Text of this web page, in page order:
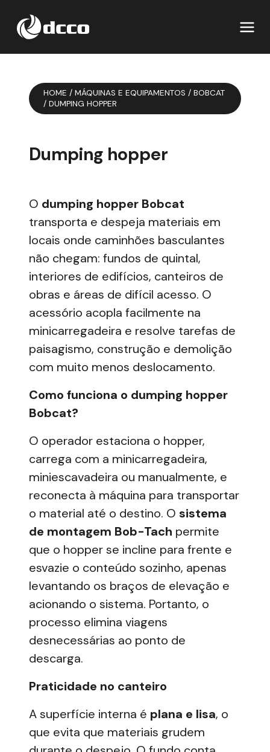
HOME / MÁQUINAS E EQUIPAMENTOS / BOBCAT
/ DUMPING HOPPER
Dumping hopper
O dumping hopper Bobcat
transporta e despeja materiais em
locais onde caminhões basculantes
não chegam: fundos de quintal,
interiores de edifícios, canteiros de
obras e áreas de difícil acesso. O
acessório acopla facilmente na
minicarregadeira e resolve tarefas de
paisagismo, construção e demolição
com muito menos deslocamento.
Como funciona o dumping hopper
Bobcat?
O operador estaciona o hopper,
carrega com a minicarregadeira,
miniescavadeira ou manualmente, e
reconecta à máquina para transportar
o material até o destino. O sistema
de montagem Bob-Tach permite
que o hopper se incline para frente e
esvazie o conteúdo sozinho, apenas
levantando os braços de elevação e
acionando o sistema. Portanto, o
processo elimina viagens
desnecessárias ao ponto de
descarga.
Praticidade no canteiro
A superfície interna é plana e lisa, o
que evita que materiais grudem